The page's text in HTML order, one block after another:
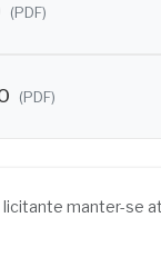
(PDF)
(PDF)
manter-se